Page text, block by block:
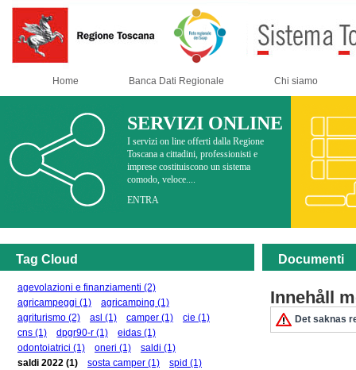
Home Banca Dati Regionale Chi siamo
SERVIZI ONLINE
I servizi on line offerti dalla Regione
Toscana a cittadini, professionisti e
imprese costituiscono un sistema
comodo, veloce....
ENTRA
Tag Cloud
agevolazioni e finanziamenti (2)
agricampeggi (1) agricamping (1)
agriturismo (2) asl (1) camper (1) cie (1)
cns (1) dpgr90-r (1) eidas (1)
odontoiatrici (1) oneri (1) saldi (1)
saldi 2022 (1) sosta camper (1) spid (1)
Documenti
Innehåll
Det saknas